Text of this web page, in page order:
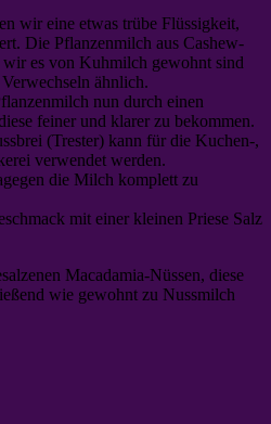
wir eine etwas trübe Flüssigkeit,
Die Pflanzenmilch aus Cashew-
es von Kuhmilch gewohnt sind
ähnlich.
nun durch einen
feiner und klarer zu bekommen.
(Trester) kann für die Kuchen-,
verwendet werden.
die Milch komplett zu
mit einer kleinen Priese Salz
Macadamia-Nüssen, diese
wie gewohnt zu Nussmilch